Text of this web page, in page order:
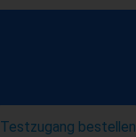
Testzugang bestellen